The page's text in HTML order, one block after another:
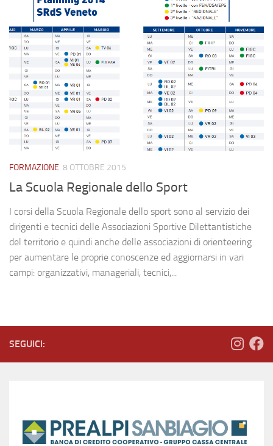
FORMAZIONE 8 OTTOBRE 2015
La Scuola Regionale dello Sport
I corsi della Scuola Regionale dello sport sono al servizio dei
dirigenti e tecnici delle Associazioni Sportive Dilettantistiche
del territorio e quindi anche delle associazioni di orienteering
per aumentare le proprie conoscenze ed aggiornarsi in vari
campi: organizzativi, manageriali, tecnici,...
SEGUICI: